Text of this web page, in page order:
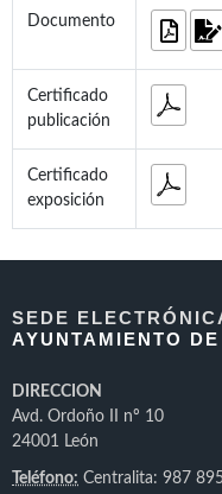
Documento
Certificado
publicación
Certificado
exposición
SEDE
AYUNTAMIENTO
DIRECCION
Avd. Ordoño II nº 10
24001 León
Teléfono: Centralita: 987